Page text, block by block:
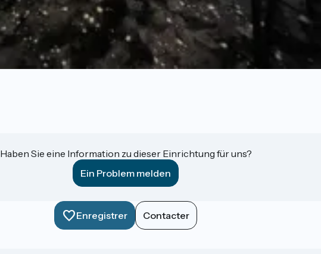
Haben Sie eine Information zu dieser Einrichtung für uns?
Ein Problem melden
Enregistrer Contacter